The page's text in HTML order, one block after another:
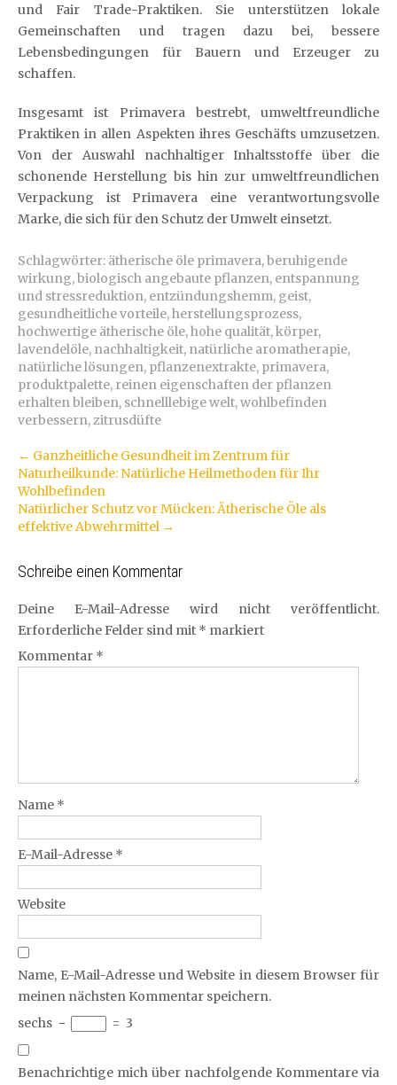
und Fair Trade-Praktiken. Sie unterstützen lokale
Gemeinschaften und tragen dazu bei, bessere
Lebensbedingungen für Bauern und Erzeuger zu
schaffen.
Insgesamt ist Primavera bestrebt, umweltfreundliche
Praktiken in allen Aspekten ihres Geschäfts umzusetzen.
Von der Auswahl nachhaltiger Inhaltsstoffe über die
schonende Herstellung bis hin zur umweltfreundlichen
Verpackung ist Primavera eine verantwortungsvolle
Marke, die sich für den Schutz der Umwelt einsetzt.
Schlagwörter: ätherische öle primavera,beruhigende
wirkung,biologisch angebaute pflanzen, entspannung
und stressreduktion, entzündungshemm, geist,
gesundheitliche vorteile,herstellungsprozess,
hochwertige ätherische öle,hohe qualität,körper,
lavendelöle, nachhaltigkeit, natürliche aromatherapie,
natürliche lösungen, pflanzenextrakte, primavera,
produktpalette, reinen eigenschaften der pflanzen
erhalten bleiben, schnelllebige welt,wohlbefinden
verbessern, zitrusdüfte
Artikel-
Navigation
← Ganzheitliche Gesundheit im Zentrum für
Naturheilkunde: Natürliche Heilmethoden für Ihr
Wohlbefinden
Natürlicher Schutz vor Mücken: Ätherische Öle als
effektive Abwehrmittel →
Schreibe einen Kommentar
Deine E-Mail-Adresse wird nicht veröffentlicht.
Erforderliche Felder sind mit * markiert
Kommentar *
Name *
E-Mail-Adresse *
Website
Name, E-Mail-Adresse und Website in diesem Browser für
meinen nächsten Kommentar speichern.
sechs − = 3
Benachrichtige mich über nachfolgende Kommentare via